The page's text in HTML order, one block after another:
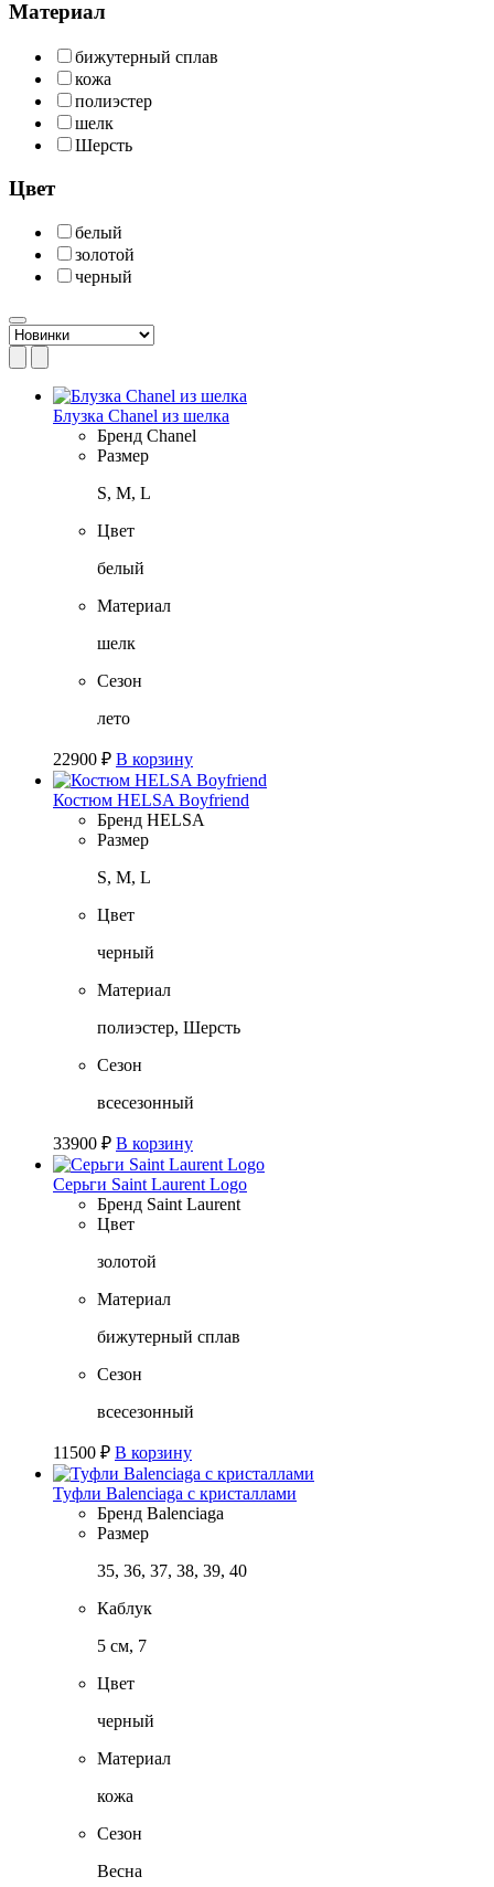
Материал
бижутерный сплав
кожа
полиэстер
шелк
Шерсть
Цвет
белый
золотой
черный
Блузка Chanel из шелка
Бренд Chanel
Размер
S, M, L
Цвет
белый
Материал
шелк
Сезон
лето
22900 ₽ В корзину
Костюм HELSA Boyfriend
Бренд HELSA
Размер
S, M, L
Цвет
черный
Материал
полиэстер, Шерсть
Сезон
всесезонный
33900 ₽ В корзину
Серьги Saint Laurent Logo
Бренд Saint Laurent
Цвет
золотой
Материал
бижутерный сплав
Сезон
всесезонный
11500 ₽ В корзину
Туфли Balenciaga с кристаллами
Бренд Balenciaga
Размер
35, 36, 37, 38, 39, 40
Каблук
5 см, 7
Цвет
черный
Материал
кожа
Сезон
Весна